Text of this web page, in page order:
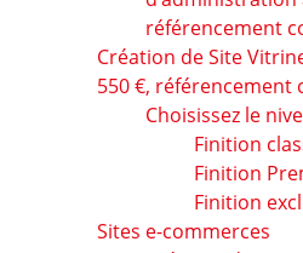
référencement
Création de Site
550 €, référencement
Choisissez le
Finition
Finition
Finition
Sites e-commerces